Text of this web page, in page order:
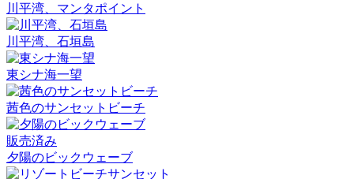
川平湾、マンタポイント
川平湾、石垣島
東シナ海一望
茜色のサンセットビーチ
販売済み
夕陽のビックウェーブ